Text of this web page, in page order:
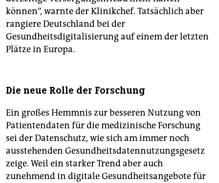
können“, warnte der Klinikchef. Tatsächlich aber
rangiere Deutschland bei der
Gesundheitsdigitalisierung auf einem der letzten
Plätze in Europa.
Die neue Rolle der Forschung
Ein großes Hemmnis zur besseren Nutzung von
Patientendaten für die medizinische Forschung
sei der Datenschutz, wie sich am immer noch
ausstehenden Gesundheitsdatennutzungsgesetz
zeige. Weil ein starker Trend aber auch
zunehmend in digitale Gesundheitsangebote für